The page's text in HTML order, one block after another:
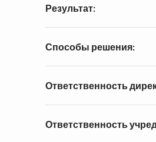
Результат:
Способы решения:
Ответственность
Ответственность